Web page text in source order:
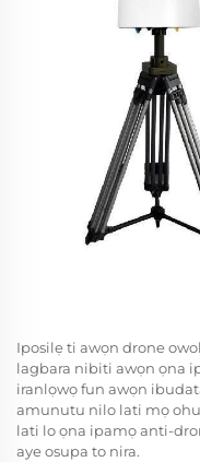
Iposilẹ ti awọn drone
lagbara nibiti awọn ọna
iranlọwọ fun awọn
amunutu nilo lati mọ
lati lo ọna ipamọ anti-
aye osupa to nira.